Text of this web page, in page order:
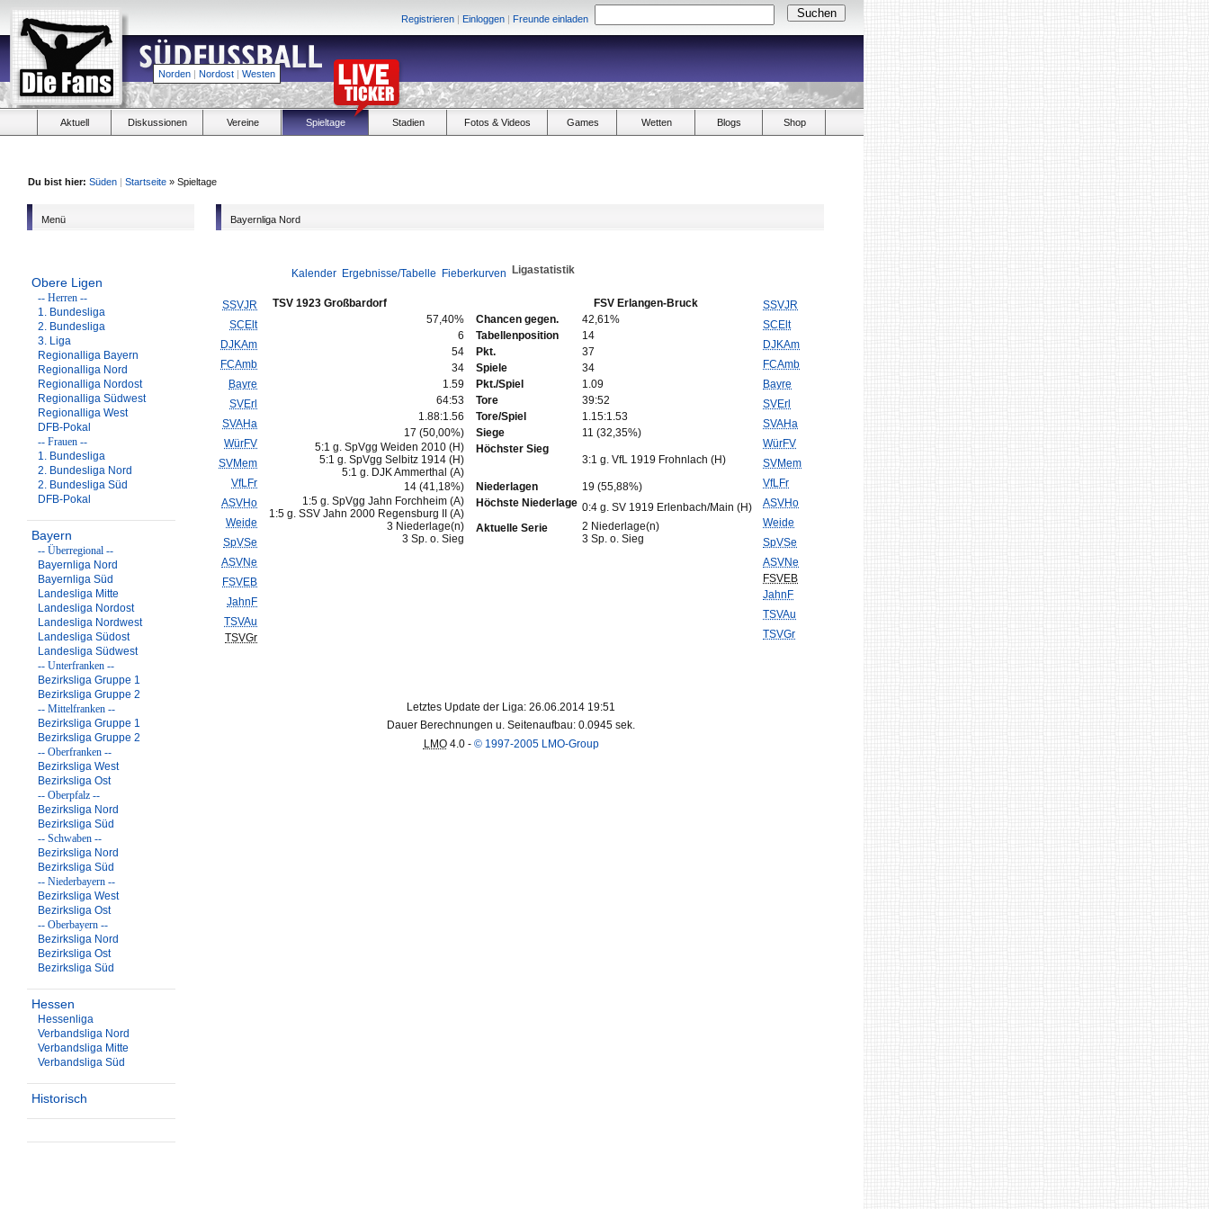
Registrieren | Einloggen | Freunde einladen
Norden | Nordost | Westen
Aktuell Diskussionen Vereine Spieltage Stadien Fotos & Videos Games Wetten Blogs Shop
Du bist hier: Süden | Startseite » Spieltage
Menü
Obere Ligen
-- Herren --
1. Bundesliga
2. Bundesliga
3. Liga
Regionalliga Bayern
Regionalliga Nord
Regionalliga Nordost
Regionalliga Südwest
Regionalliga West
DFB-Pokal
-- Frauen --
1. Bundesliga
2. Bundesliga Nord
2. Bundesliga Süd
DFB-Pokal
Bayern
-- Überregional --
Bayernliga Nord
Bayernliga Süd
Landesliga Mitte
Landesliga Nordost
Landesliga Nordwest
Landesliga Südost
Landesliga Südwest
-- Unterfranken --
Bezirksliga Gruppe 1
Bezirksliga Gruppe 2
-- Mittelfranken --
Bezirksliga Gruppe 1
Bezirksliga Gruppe 2
-- Oberfranken --
Bezirksliga West
Bezirksliga Ost
-- Oberpfalz --
Bezirksliga Nord
Bezirksliga Süd
-- Schwaben --
Bezirksliga Nord
Bezirksliga Süd
-- Niederbayern --
Bezirksliga West
Bezirksliga Ost
-- Oberbayern --
Bezirksliga Nord
Bezirksliga Ost
Bezirksliga Süd
Hessen
Hessenliga
Verbandsliga Nord
Verbandsliga Mitte
Verbandsliga Süd
Historisch
Bayernliga Nord
Kalender Ergebnisse/Tabelle Fieberkurven Ligastatistik
SSVJR
SCElt
DJKAm
FCAmb
Bayre
SVErl
SVAHa
WürFV
SVMem
VfLFr
ASVHo
Weide
SpVSe
ASVNe
FSVEB
JahnF
TSVAu
TSVGr
TSV 1923 Großbardorf
FSV Erlangen-Bruck
57,40%
Chancen gegen.
42,61%
6
Tabellenposition
14
54
Pkt.
37
34
Spiele
34
1.59
Pkt./Spiel
1.09
64:53
Tore
39:52
1.88:1.56
Tore/Spiel
1.15:1.53
17 (50,00%)
Siege
11 (32,35%)
5:1 g. SpVgg Weiden 2010 (H)
5:1 g. SpVgg Selbitz 1914 (H)
5:1 g. DJK Ammerthal (A)
Höchster Sieg
3:1 g. VfL 1919 Frohnlach (H)
14 (41,18%) Niederlagen
19 (55,88%)
1:5 g. SpVgg Jahn Forchheim (A)
1:5 g. SSV Jahn 2000 Regensburg II (A)
Höchste Niederlage 0:4 g. SV 1919 Erlenbach/Main (H)
3 Niederlage(n)
3 Sp. o. Sieg
Aktuelle Serie
2 Niederlage(n)
3 Sp. o. Sieg
SSVJR
SCElt
DJKAm
FCAmb
Bayre
SVErl
SVAHa
WürFV
SVMem
VfLFr
ASVHo
Weide
SpVSe
ASVNe
FSVEB
JahnF
TSVAu
TSVGr
Letztes Update der Liga: 26.06.2014 19:51
Dauer Berechnungen u. Seitenaufbau: 0.0945 sek.
LMO4.0 - © 1997-2005 LMO-Group